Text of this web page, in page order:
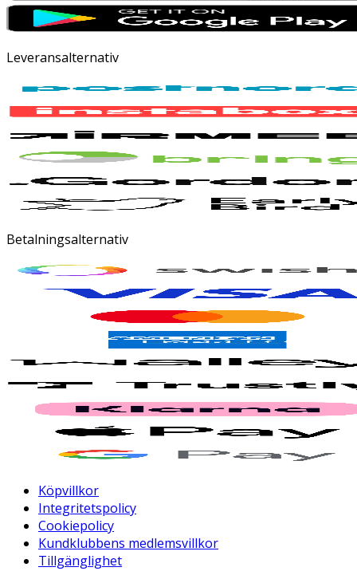
Leveransalternativ
Betalningsalternativ
Köpvillkor
Integritetspolicy
Cookiepolicy
Kundklubbens medlemsvillkor
Tillgänglighet